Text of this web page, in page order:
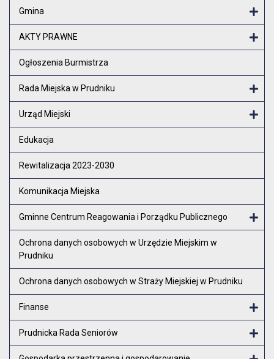
Gmina
AKTY PRAWNE
Ogłoszenia Burmistrza
Rada Miejska w Prudniku
Urząd Miejski
Edukacja
Rewitalizacja 2023-2030
Komunikacja Miejska
Gminne Centrum Reagowania i Porządku Publicznego
Ochrona danych osobowych w Urzędzie Miejskim w
Prudniku
Ochrona danych osobowych w Straży Miejskiej w Prudniku
Finanse
Prudnicka Rada Seniorów